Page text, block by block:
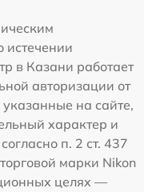
истечении
в Казани работает
авторизации от
на сайте,
характер и
п. 2 ст. 437
марки Nikon
целях —